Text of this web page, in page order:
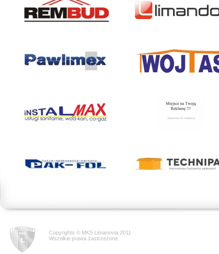
Copyrights © MKS Limanovia 2011
Wszelkie prawa zastrzeżone.